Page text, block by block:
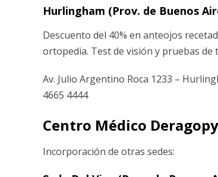
Hurlingham (Prov. de Buenos
Descuento del 40% en anteojos
ortopedia. Test de visión y pruebas de
Av. Julio Argentino Roca 1233 –
4665 4444
Centro Médico
Incorporación de otras sedes: